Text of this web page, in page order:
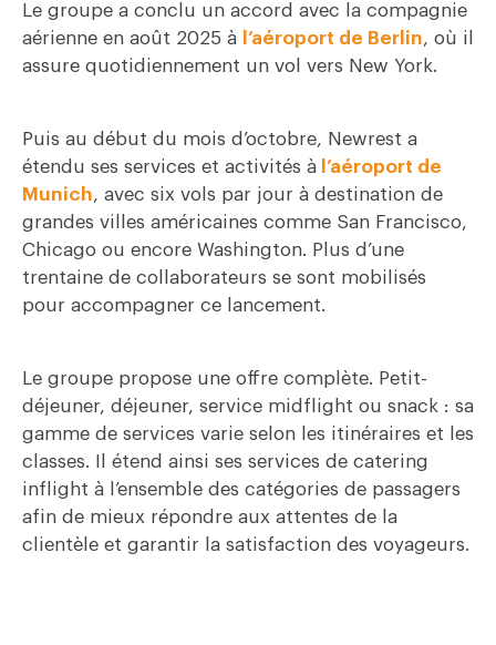
Le groupe a conclu un accord avec la compagnie
aérienne en août 2025 à l’aéroport de Berlin, où il
assure quotidiennement un vol vers New York.
Puis au début du mois d’octobre, Newrest a
étendu ses services et activités à l’aéroport de
Munich, avec six vols par jour à destination de
grandes villes américaines comme San Francisco,
Chicago ou encore Washington. Plus d’une
trentaine de collaborateurs se sont mobilisés
pour accompagner ce lancement.
Le groupe propose une offre complète. Petit-
déjeuner, déjeuner, service midflight ou snack : sa
gamme de services varie selon les itinéraires et les
classes. Il étend ainsi ses services de catering
inflight à l’ensemble des catégories de passagers
afin de mieux répondre aux attentes de la
clientèle et garantir la satisfaction des voyageurs.